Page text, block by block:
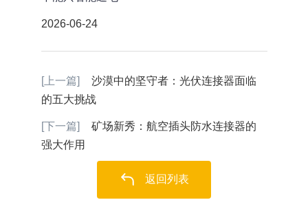
2026-06-24
[上一篇]
沙漠中的坚守者：光伏连接器面临
的五大挑战
[下一篇]
矿场新秀：航空插头防水连接器的
强大作用
返回列表